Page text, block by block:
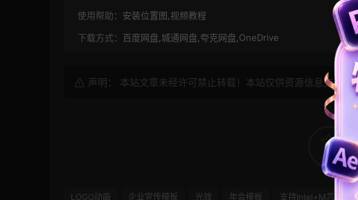
使用帮助： 安装位置图,视频教程
下载方式： 百度网盘,城通网盘,夸克网盘,OneDrive
声明： 本站文章未经许可禁止转载！本站仅供资源信息交流学
1
LOGO动画 企业宣传模板 光效 年会模板 支持Intel+M芯片